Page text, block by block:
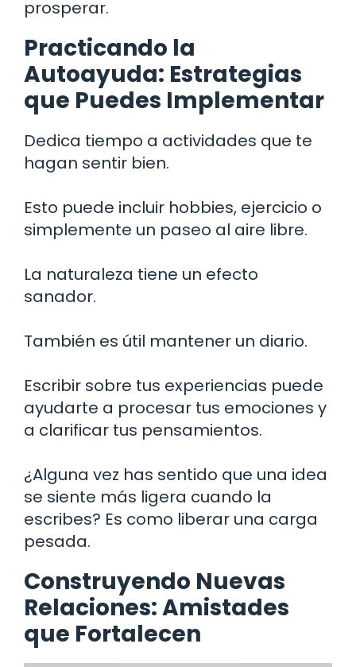
prosperar.
Practicando la
Autoayuda: Estrategias
que Puedes Implementar
Dedica tiempo a actividades que te
hagan sentir bien.
Esto puede incluir hobbies, ejercicio o
simplemente un paseo al aire libre.
La naturaleza tiene un efecto
sanador.
También es útil mantener un diario.
Escribir sobre tus experiencias puede
ayudarte a procesar tus emociones y
a clarificar tus pensamientos.
¿Alguna vez has sentido que una idea
se siente más ligera cuando la
escribes? Es como liberar una carga
pesada.
Construyendo Nuevas
Relaciones: Amistades
que Fortalecen